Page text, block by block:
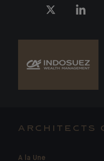
ARCHITECTS
A la Une